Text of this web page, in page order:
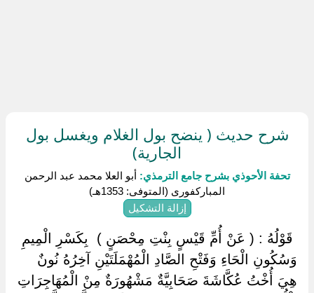
شرح حديث ( ينضح بول الغلام ويغسل بول
الجارية)
تحفة الأحوذي بشرح جامع الترمذي: أبو العلا محمد عبد الرحمن
المباركفورى (المتوفى: 1353هـ)
إزالة التشكيل
‏ ‏قَوْلُهُ : ( عَنْ أُمِّ قَيْسٍ بِنْتِ مِحْصَنٍ ) ‏ ‏بِكَسْرِ الْمِيمِ
وَسُكُونِ الْحَاءِ وَفَتْحِ الصَّادِ الْمُهْمَلَتَيْنِ آخِرُهُ نُونٌ
هِيَ أُخْتُ عُكَّاشَةَ صَحَابِيَّةٌ مَشْهُورَةٌ مِنْ الْمُهَاجِرَاتِ